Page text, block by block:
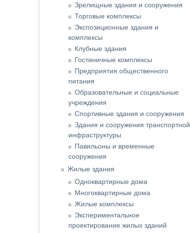
Зрелищные здания и сооружения
Торговые комплексы
Экспозиционные здания и
комплексы
Клубные здания
Гостиничные комплексы
Предприятия общественного
питания
Образовательные и социальные
учреждения
Спортивные здания и сооружения
Здания и сооружения транспортной
инфраструктуры
Павильоны и временные
сооружения
Жилые здания
Одноквартирные дома
Многоквартирные дома
Жилые комплексы
Экспериментальное
проектирование жилых зданий